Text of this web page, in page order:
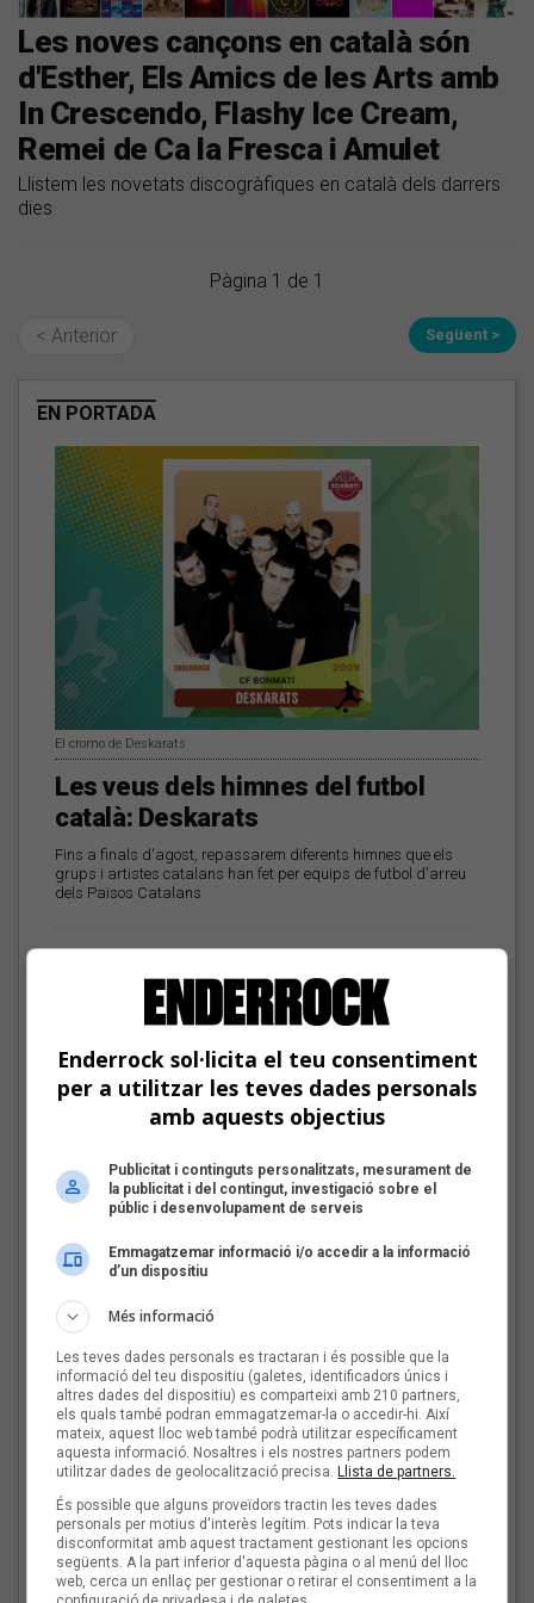
Les noves cançons en català són
d'Esther, Els Amics de les Arts amb
In Crescendo, Flashy Ice Cream,
Remei de Ca la Fresca i Amulet
Llistem les novetats discogràfiques en català dels darrers
dies
Pàgina 1 de 1
< Anterior Següent >
EN PORTADA
El cromo de Deskarats
Les veus dels himnes del futbol
català: Deskarats
Fins a finals d'agost, repassarem diferents himnes que els
grups i artistes catalans han fet per equips de futbol d'arreu
dels Països Catalans
m’agrada etiquetar-me
de cantautor»
Les veus dels himnes del
Abras, Mazoni, Sanjosex
i The Gruixut’s
valencians
Tot a punt per la Plaça
del Folk 2026
Enderrock sol·licita el teu consentiment
per a utilitzar les teves dades personals
amb aquests objectius
Publicitat i continguts personalitzats, mesurament de
la publicitat i del contingut, investigació sobre el
públic i desenvolupament de serveis
Emmagatzemar informació i/o accedir a la informació
d’un dispositiu
Més informació
Les teves dades personals es tractaran i és possible que la
informació del teu dispositiu (galetes, identificadors únics i
altres dades del dispositiu) es comparteixi amb 210 partners,
els quals també podran emmagatzemar-la o accedir-hi. Així
mateix, aquest lloc web també podrà utilitzar específicament
aquesta informació. Nosaltres i els nostres partners podem
utilitzar dades de geolocalització precisa. Llista de partners.
És possible que alguns proveïdors tractin les teves dades
personals per motius d'interès legítim. Pots indicar la teva
disconformitat amb aquest tractament gestionant les opcions
següents. A la part inferior d'aquesta pàgina o al menú del lloc
web, cerca un enllaç per gestionar o retirar el consentiment a la